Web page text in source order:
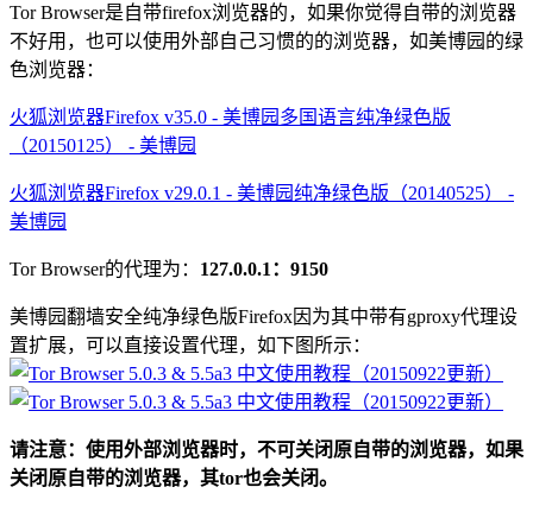
Tor Browser是自带firefox浏览器的，如果你觉得自带的浏览器
不好用，也可以使用外部自己习惯的的浏览器，如美博园的绿
色浏览器：
火狐浏览器Firefox v35.0 - 美博园多国语言纯净绿色版
（20150125） - 美博园
火狐浏览器Firefox v29.0.1 - 美博园纯净绿色版（20140525） -
美博园
Tor Browser的代理为： 127.0.0.1：9150
美博园翻墙安全纯净绿色版Firefox因为其中带有gproxy代理设
置扩展，可以直接设置代理，如下图所示：
请注意：使用外部浏览器时，不可关闭原自带的浏览器，如果
关闭原自带的浏览器，其tor也会关闭。